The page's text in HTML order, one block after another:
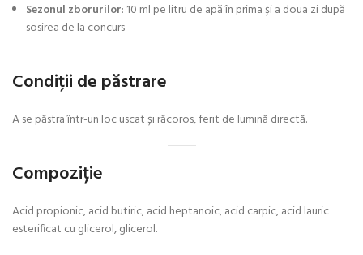
Sezonul zborurilor: 10 ml pe litru de apă în prima și a doua zi după
sosirea de la concurs
Condiții de păstrare
A se păstra într-un loc uscat și răcoros, ferit de lumină directă.
Compoziție
Acid propionic, acid butiric, acid heptanoic, acid carpic, acid lauric
esterificat cu glicerol, glicerol.